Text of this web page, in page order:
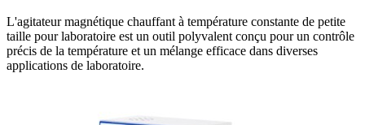
L'agitateur magnétique chauffant à température constante de petite
taille pour laboratoire est un outil polyvalent conçu pour un contrôle
précis de la température et un mélange efficace dans diverses
applications de laboratoire.